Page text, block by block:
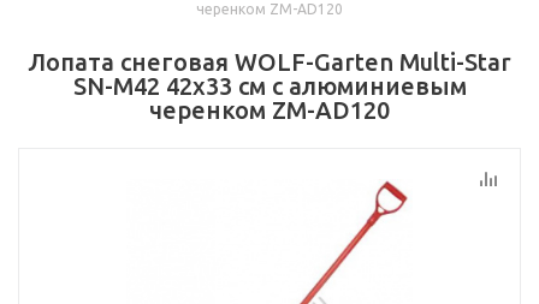
черенком ZM-AD120
Лопата снеговая WOLF-Garten Multi-Star
SN-M42 42х33 см с алюминиевым
черенком ZM-AD120